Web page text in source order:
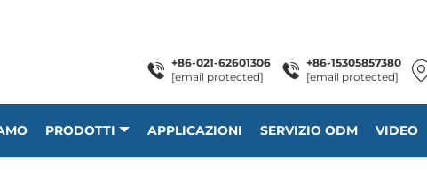
+86-021-62601306
[email protected]
+86-15305857380
[email protected]
PRODOTTI APPLICAZIONI SERVIZIO ODM VIDEO